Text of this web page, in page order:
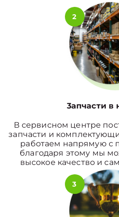
2
3апчасти в
В сервисном центре
запчасти и
работаем напрямую с
благодаря этому мы
высокое качество и
3